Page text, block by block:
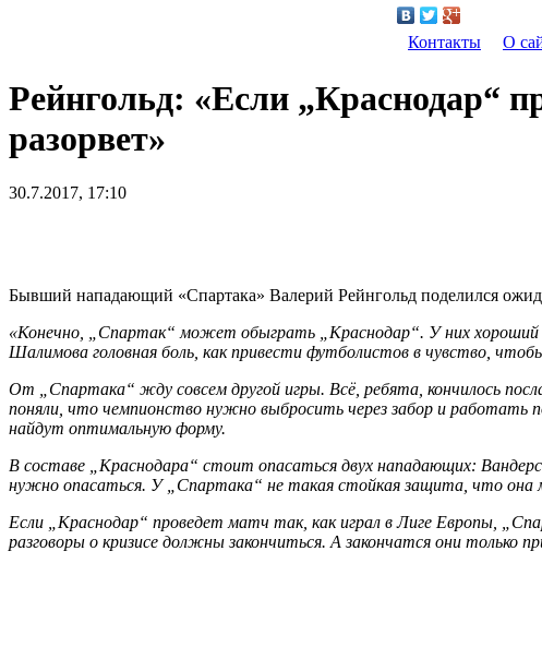
Контакты О
Рейнгольд: «Если „Краснодар“
разорвет»
30.7.2017, 17:10
Бывший нападающий «Спартака» Валерий Рейнгольд поделился
«Конечно, „Спартак“ может обыграть „Краснодар“. У них хороший
Шалимова головная боль, как привести футболистов в чувство,
От „Спартака“ жду совсем другой игры. Всё, ребята, кончилось
поняли, что чемпионство нужно выбросить через забор и работать
найдут оптимальную форму.
В составе „Краснодара“ стоит опасаться двух нападающих:
нужно опасаться. У „Спартака“ не такая стойкая защита, что
Если „Краснодар“ проведет матч так, как играл в Лиге Европы,
разговоры о кризисе должны закончиться. А закончатся они только